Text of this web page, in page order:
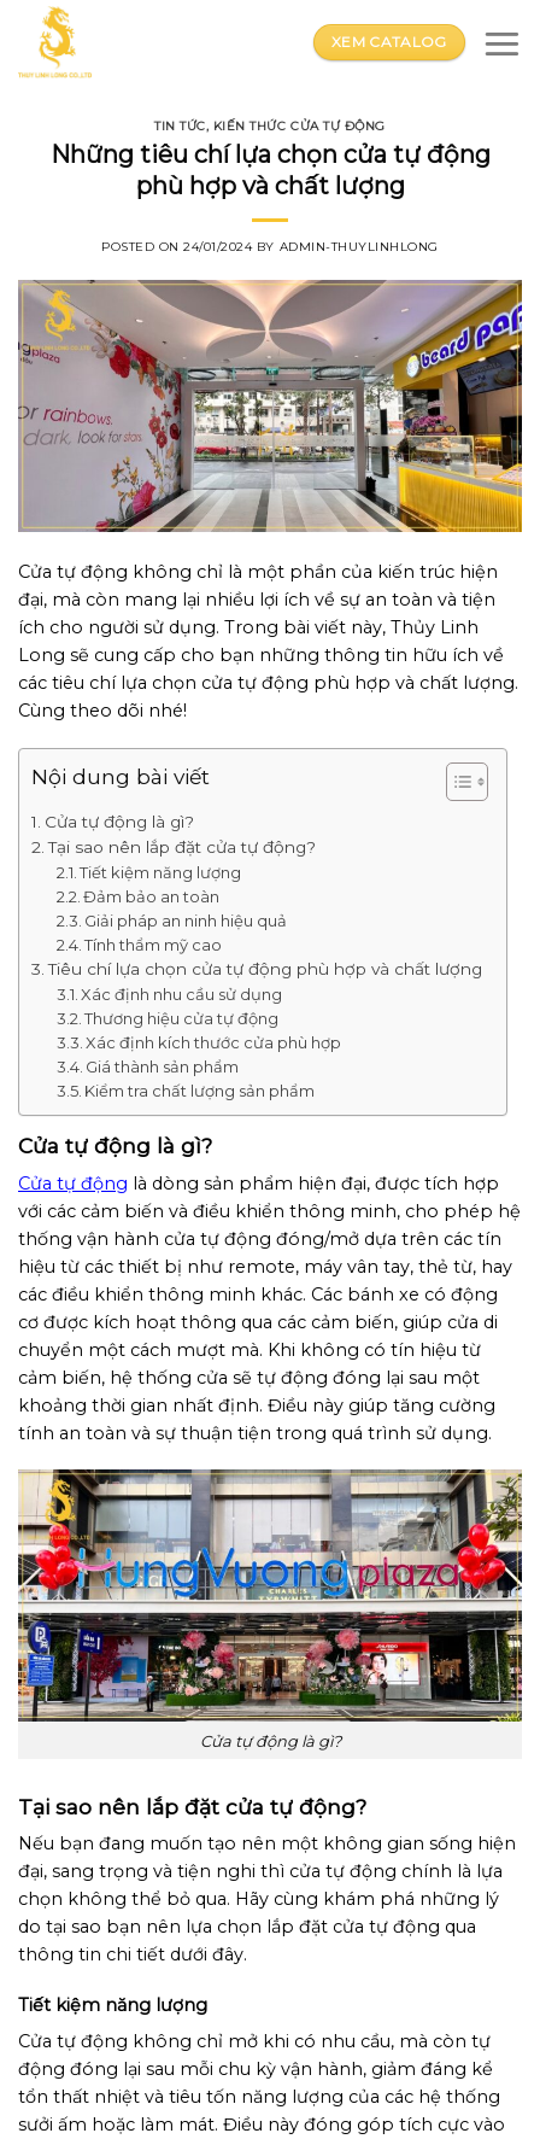
content
XEM CATALOG
TIN TỨC, KIẾN THỨC CỬA TỰ ĐỘNG
Những tiêu chí lựa chọn cửa tự động
phù hợp và chất lượng
POSTED ON24/01/2024BY ADMIN-THUYLINHLONG
Cửa tự động không chỉ là một phần của kiến trúc hiện
đại, mà còn mang lại nhiều lợi ích về sự an toàn và tiện
ích cho người sử dụng. Trong bài viết này, Thủy Linh
Long sẽ cung cấp cho bạn những thông tin hữu ích về
các tiêu chí lựa chọn cửa tự động phù hợp và chất lượng.
Cùng theo dõi nhé!
Nội dung bài viết
Cửa tự động là gì?
Tại sao nên lắp đặt cửa tự động?
Tiết kiệm năng lượng
Đảm bảo an toàn
Giải pháp an ninh hiệu quả
Tính thẩm mỹ cao
Tiêu chí lựa chọn cửa tự động phù hợp và chất lượng
Xác định nhu cầu sử dụng
Thương hiệu cửa tự động
Xác định kích thước cửa phù hợp
Giá thành sản phẩm
Kiểm tra chất lượng sản phẩm
Cửa tự động là gì?
Cửa tự động là dòng sản phẩm hiện đại, được tích hợp
với các cảm biến và điều khiển thông minh, cho phép hệ
thống vận hành cửa tự động đóng/mở dựa trên các tín
hiệu từ các thiết bị như remote, máy vân tay, thẻ từ, hay
các điều khiển thông minh khác. Các bánh xe có động
cơ được kích hoạt thông qua các cảm biến, giúp cửa di
chuyển một cách mượt mà. Khi không có tín hiệu từ
cảm biến, hệ thống cửa sẽ tự động đóng lại sau một
khoảng thời gian nhất định. Điều này giúp tăng cường
tính an toàn và sự thuận tiện trong quá trình sử dụng.
Cửa tự động là gì?
Tại sao nên lắp đặt cửa tự động?
Nếu bạn đang muốn tạo nên một không gian sống hiện
đại, sang trọng và tiện nghi thì cửa tự động chính là lựa
chọn không thể bỏ qua. Hãy cùng khám phá những lý
do tại sao bạn nên lựa chọn lắp đặt cửa tự động qua
thông tin chi tiết dưới đây.
Tiết kiệm năng lượng
Cửa tự động không chỉ mở khi có nhu cầu, mà còn tự
động đóng lại sau mỗi chu kỳ vận hành, giảm đáng kể
tổn thất nhiệt và tiêu tốn năng lượng của các hệ thống
sưởi ấm hoặc làm mát. Điều này đóng góp tích cực vào